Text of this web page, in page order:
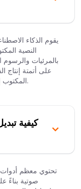
يقوم الذكاء
النصية
بالمرئيات والرسوم
على أتمتة إنتاج
المكتوب إلى مقاطع الفيديو في دقائق بدلاً من ساعات.
كيفية
تحتوي معظم أدوات
صوتية بناءً